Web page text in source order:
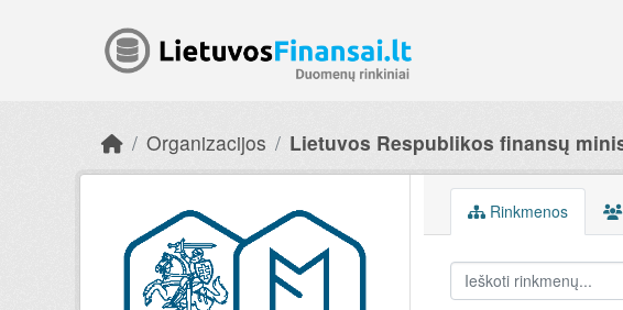
Organizacijos Lietuvos Respublikos finansų
Rinkmenos